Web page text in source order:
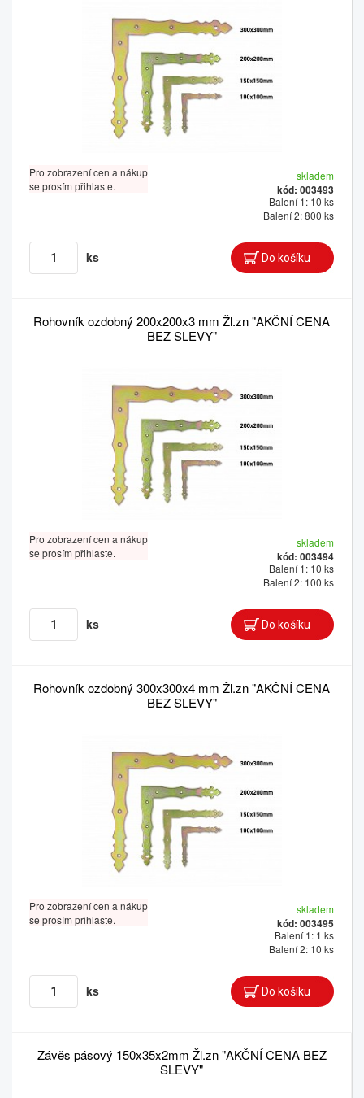
Pro zobrazení cen a nákup
se prosím přihlaste.
skladem
kód: 003493
Balení 1: 10 ks
Balení 2: 800 ks
ks
Rohovník ozdobný 200x200x3 mm Žl.zn "AKČNÍ CENA
BEZ SLEVY"
Pro zobrazení cen a nákup
se prosím přihlaste.
skladem
kód: 003494
Balení 1: 10 ks
Balení 2: 100 ks
ks
Rohovník ozdobný 300x300x4 mm Žl.zn "AKČNÍ CENA
BEZ SLEVY"
Pro zobrazení cen a nákup
se prosím přihlaste.
skladem
kód: 003495
Balení 1: 1 ks
Balení 2: 10 ks
ks
Závěs pásový 150x35x2mm Žl.zn "AKČNÍ CENA BEZ
SLEVY"